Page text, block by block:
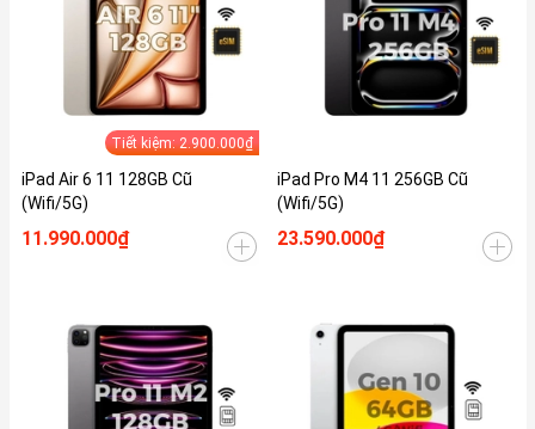
Tiết kiệm: 2.900.000₫
iPad Air 6 11 128GB Cũ
(Wifi/5G)
11.990.000₫
iPad Pro M4 11 256GB Cũ
(Wifi/5G)
23.590.000₫